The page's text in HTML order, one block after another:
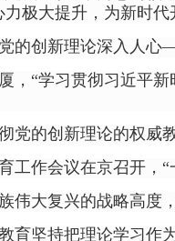
极大提升，为新时
的创新理论深入人
，“学习贯彻习近平
党的创新理论的权威
工作会议在京召开，
伟大复兴的战略高度
育坚持把理论学习作